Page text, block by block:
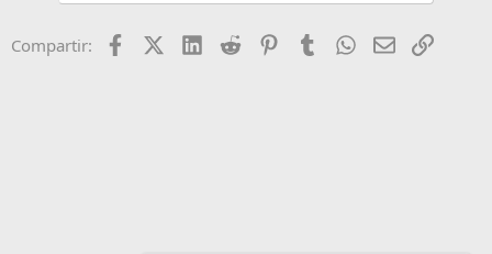
o
Compartir: FacebookX (Twitter)
LinkedIn
Reddit PinterestTumblr WhatsApp
EmailEnlace